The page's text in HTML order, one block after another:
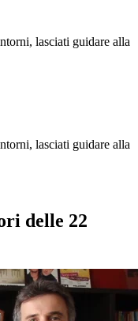
lasciati guidare alla
lasciati guidare alla
delle 22